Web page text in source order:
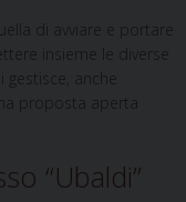
di avviare e portare
insieme le diverse
anche
proposta aperta
“Ubaldi”